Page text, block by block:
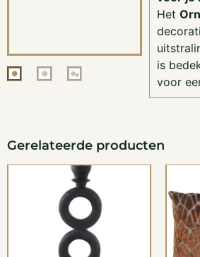
Het
is
voor
Gerelateerde producten